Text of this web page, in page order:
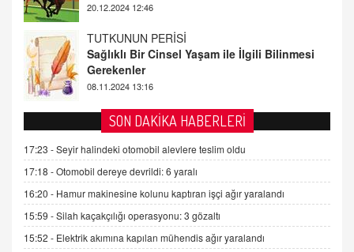
08.11.2024 13:16
FARUK ÖNALAN
Tezkere Onaylanmasaydı…
2 Kasım 2021 Salı 00:11
AV. DOĞAN CAN DOĞAN
Kişisel verilerin korunması ve dijital hukukun
gelişimi
15.09.2025 16:17
SEHER EREK
Kış Ayları Geldi, Hangi Önlemler Alınmalı?
9.12.2025 10:11
SON DAKİKA HABERLERİ
17:23 -Seyir halindeki otomobil alevlere teslim oldu
17:18 -Otomobil dereye devrildi: 6 yaralı
16:20 - Hamur makinesine kolunu kaptıran işçi ağır yaralandı
15:59 -Silah kaçakçılığı operasyonu: 3 gözaltı
15:52 - Elektrik akımına kapılan mühendis ağır yaralandı